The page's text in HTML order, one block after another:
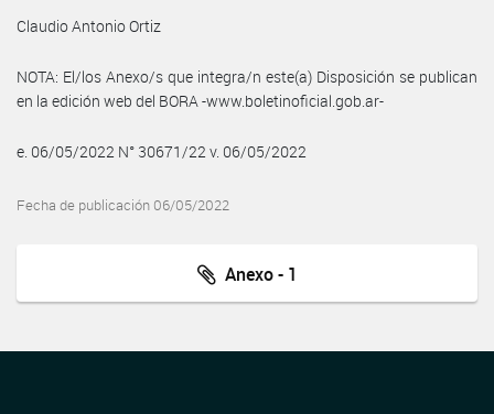
Claudio Antonio Ortiz
NOTA: El/los Anexo/s que integra/n este(a) Disposición se publican
en la edición web del BORA -www.boletinoficial.gob.ar-
e. 06/05/2022 N° 30671/22 v. 06/05/2022
Fecha de publicación 06/05/2022
Anexo - 1